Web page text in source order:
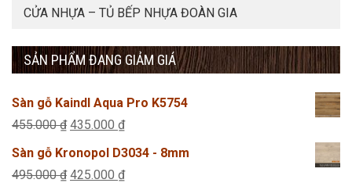
CỬA NHỰA – TỦ BẾP NHỰA ĐOÀN GIA
SẢN PHẨM ĐANG GIẢM GIÁ
Sàn gỗ Kaindl Aqua Pro K5754
455.000₫ Giá
là:
435.000 ₫Giá
hiện
tại
Sàn gỗ Kronopol D3034 - 8mm
495.000₫ Giá
425.000 ₫Giá